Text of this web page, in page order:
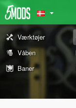
Værktøjer
Våben
Baner